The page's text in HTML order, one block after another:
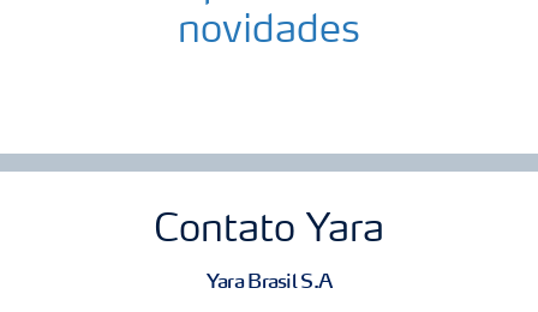
novidades
Contato Yara
Yara Brasil S.A